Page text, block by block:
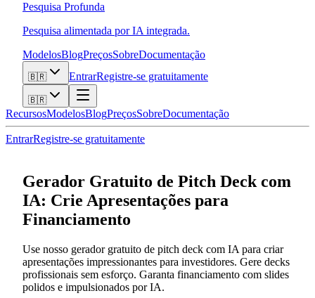
Pesquisa Profunda
Pesquisa alimentada por IA integrada.
ModelosBlogPreçosSobreDocumentação
🇧🇷 EntrarRegistre-se gratuitamente
🇧🇷
RecursosModelosBlogPreçosSobreDocumentação
EntrarRegistre-se gratuitamente
Gerador Gratuito de Pitch Deck com
IA: Crie Apresentações para
Financiamento
Use nosso gerador gratuito de pitch deck com IA para criar
apresentações impressionantes para investidores. Gere decks
profissionais sem esforço. Garanta financiamento com slides
polidos e impulsionados por IA.